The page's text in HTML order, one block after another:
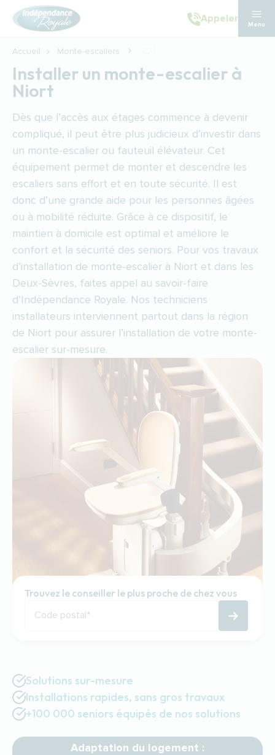
Aller au contenu principal
Appeler
Menu
Accueil Monte-escaliers ...
Installer un monte-escalier à
Niort
Dès que l’accès aux étages commence à devenir
compliqué, il peut être plus judicieux d’investir dans
un monte-escalier ou fauteuil élévateur. Cet
équipement permet de monter et descendre les
escaliers sans effort et en toute sécurité. Il est
donc d’une grande aide pour les personnes âgées
ou à mobilité réduite. Grâce à ce dispositif, le
maintien à domicile est optimal et améliore le
confort et la sécurité des seniors. Pour vos travaux
d’installation de monte-escalier à Niort et dans les
Deux-Sèvres, faites appel au savoir-faire
d’Indépendance Royale. Nos techniciens
installateurs interviennent partout dans la région
de Niort pour assurer l’installation de votre monte-
escalier sur-mesure.
Trouvez le conseiller le plus proche de chez vous
Code postal*
Solutions sur-mesure
Installations rapides, sans gros travaux
+100 000 seniors équipés de nos solutions
Adaptation du logement :